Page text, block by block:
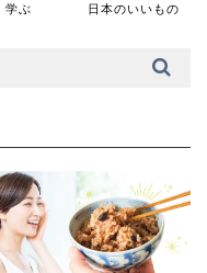
学ぶ 日本のいいもの